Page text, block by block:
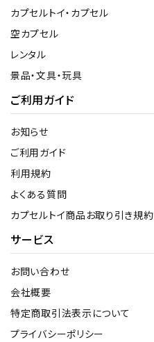
カプセルトイ・カプセル
空カプセル
レンタル
景品・文具・玩具
ご利用ガイド
お知らせ
ご利用ガイド
利用規約
よくある質問
カプセルトイ商品お取り引き規約
サービス
お問い合わせ
会社概要
特定商取引法表示について
プライバシーポリシー